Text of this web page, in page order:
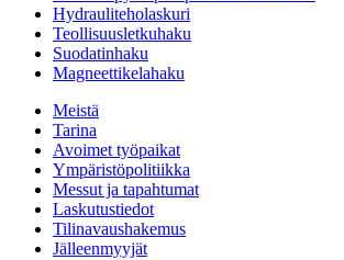
Hydrauliteholaskuri
Teollisuusletkuhaku
Suodatinhaku
Magneettikelahaku
Meistä
Tarina
Avoimet työpaikat
Ympäristöpolitiikka
Messut ja tapahtumat
Laskutustiedot
Tilinavaushakemus
Jälleenmyyjät